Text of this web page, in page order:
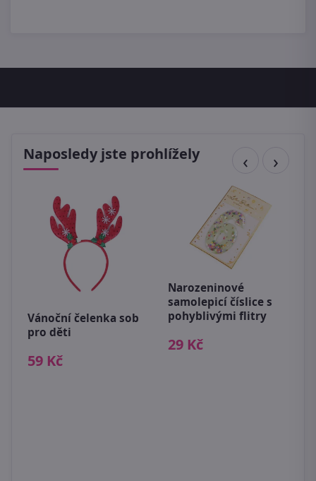
Naposledy jste prohlížely
Vánoční čelenka sob
pro děti
59 Kč
Narozeninové
samolepicí číslice s
pohyblivými flitry
29 Kč